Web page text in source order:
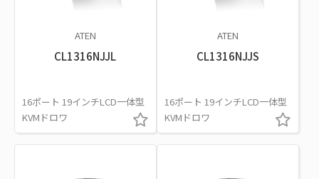
ATEN
CL1316NJJL
16ポート 19インチLCD一体型
KVMドロワ
ATEN
CL1316NJJS
16ポート 19インチLCD一体型
KVMドロワ